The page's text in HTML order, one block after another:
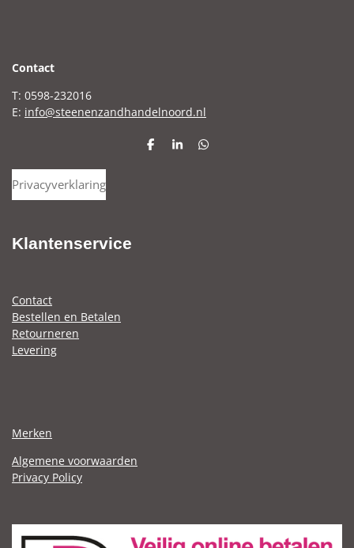
Contact
T: 0598-232016
E: info@steenenzandhandelnoord.nl
D
S
D
Privacyverklaring
Klantenservice
Contact
Bestellen en Betalen
Retourneren
Levering
Merken
Algemene voorwaarden
Privacy Policy